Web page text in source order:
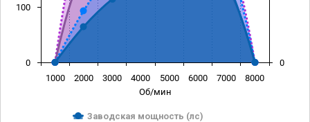
Об/мин
Заводская мощность (лс)
1000 2000 3000 4000 5000 6000 7000 8000
0
100
0